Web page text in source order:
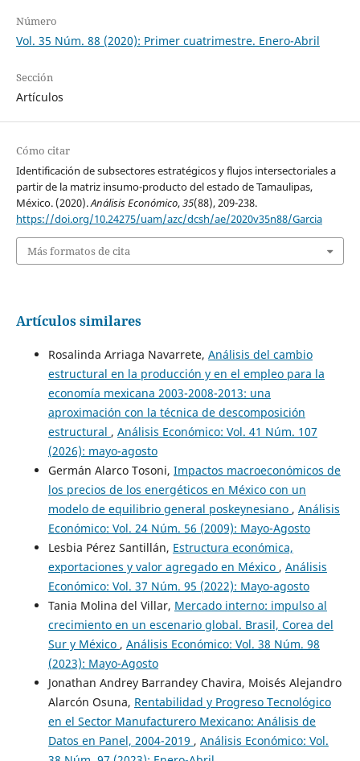
Número
Vol. 35 Núm. 88 (2020): Primer cuatrimestre. Enero-Abril
Sección
Artículos
Cómo citar
Identificación de subsectores estratégicos y flujos intersectoriales a
partir de la matriz insumo-producto del estado de Tamaulipas,
México. (2020).Análisis Económico,35(88), 209-238.
https://doi.org/10.24275/uam/azc/dcsh/ae/2020v35n88/Garcia
Más formatos de cita
Artículos similares
Rosalinda Arriaga Navarrete, Análisis del cambio
estructural en la producción y en el empleo para la
economía mexicana 2003-2008-2013: una
aproximación con la técnica de descomposición
estructural , Análisis Económico: Vol. 41 Núm. 107
(2026): mayo-agosto
Germán Alarco Tosoni, Impactos macroeconómicos de
los precios de los energéticos en México con un
modelo de equilibrio general poskeynesiano , Análisis
Económico: Vol. 24 Núm. 56 (2009): Mayo-Agosto
Lesbia Pérez Santillán, Estructura económica,
exportaciones y valor agregado en México , Análisis
Económico: Vol. 37 Núm. 95 (2022): Mayo-agosto
Tania Molina del Villar, Mercado interno: impulso al
crecimiento en un escenario global. Brasil, Corea del
Sur y México , Análisis Económico: Vol. 38 Núm. 98
(2023): Mayo-Agosto
Jonathan Andrey Barrandey Chavira, Moisés Alejandro
Alarcón Osuna, Rentabilidad y Progreso Tecnológico
en el Sector Manufacturero Mexicano: Análisis de
Datos en Panel, 2004-2019 , Análisis Económico: Vol.